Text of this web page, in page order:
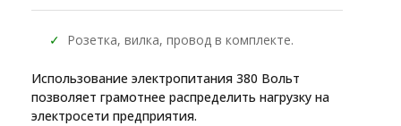
✓ Розетка, вилка, провод в комплекте.
Использование электропитания 380 Вольт
позволяет грамотнее распределить нагрузку на
электросети предприятия.